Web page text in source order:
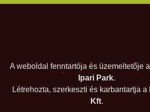
A weboldal fenntartója és üzemeltetője a
Ipari Park.
Létrehozta, szerkeszti és karbantartja a
Kft.